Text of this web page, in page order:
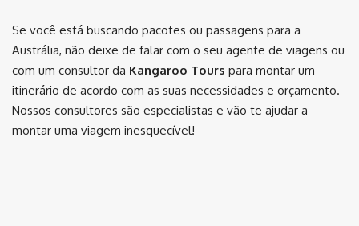
Se você está buscando pacotes ou passagens para a
Austrália, não deixe de falar com o seu agente de viagens ou
com um consultor da Kangaroo Tours para montar um
itinerário de acordo com as suas necessidades e orçamento.
Nossos consultores são especialistas e vão te ajudar a
montar uma viagem inesquecível!